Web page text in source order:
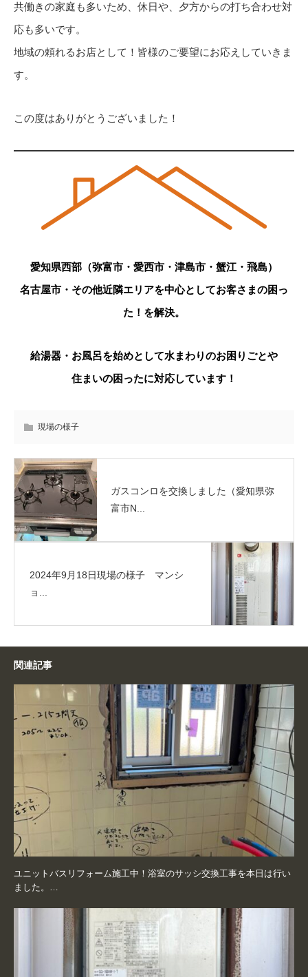
共働きの家庭も多いため、休日や、夕方からの打ち合わせ対
応も多いです。
地域の頼れるお店として！皆様のご要望にお応えしていきま
す。
この度はありがとうございました！
愛知県西部（弥富市・愛西市・津島市・蟹江・飛島）
名古屋市・その他近隣エリアを中心としてお客さまの困っ
た！を解決。
給湯器・お風呂を始めとして水まわりのお困りごとや
住まいの困ったに対応しています！
現場の様子
ガスコンロを交換しました（愛知県弥
富市N...
2024年9月18日現場の様子 マンシ
ョ...
関連記事
ユニットバスリフォーム施工中！浴室のサッシ交換工事を本日は行い
ました。…